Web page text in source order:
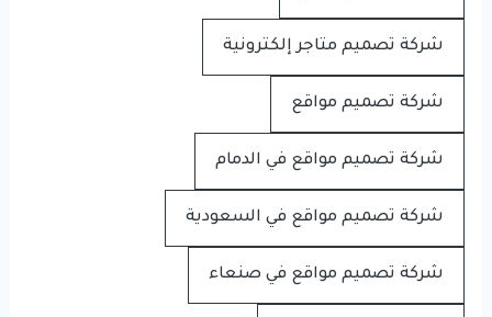
شركة تصميم متاجر إلكترونية
شركة تصميم مواقع
شركة تصميم مواقع في الدمام
شركة تصميم مواقع في السعودية
شركة تصميم مواقع في صنعاء